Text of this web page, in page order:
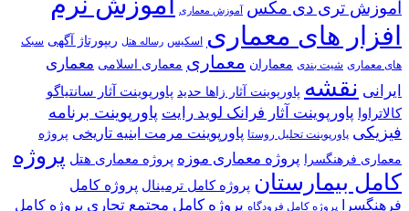
آموزش تری دی مکس آموزش معماری
افزار های معماری اسکیس رساله هتل ریپورتاژ آگهی سبک
های معماری شیت بندی معماران معماری معماری اسلامی معماری
ایرانی نقشه پاورپوینت آثار زاها حدید پاورپوینت آثار سانتیاگو
کالاتراوا پاورپوینت آثار فرانک لوید رایت پاورپوینت برنامه
فیزیکی پاورپوینت تحلیل روستا پاورپوینت مرمت ابنیه تاریخی پروژه
معماری فرهنگسرا پروژه معماری موزه پروژه معماری هتل پروژه
کامل بیمارستان پروژه کامل ترمینال پروژه کامل
فرهنگسرا
پروژه کامل فرودگاه پروژه کامل مجتمع تجاری پروژه کامل